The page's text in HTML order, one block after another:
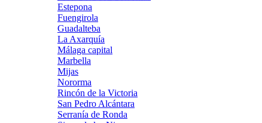
Estepona
Fuengirola
Guadalteba
La Axarquía
Málaga capital
Marbella
Mijas
Nororma
Rincón de la Victoria
San Pedro Alcántara
Serranía de Ronda